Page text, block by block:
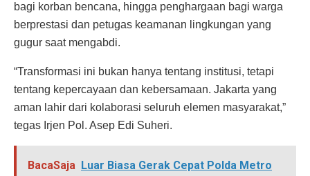
bagi korban bencana, hingga penghargaan bagi warga
berprestasi dan petugas keamanan lingkungan yang
gugur saat mengabdi.
“Transformasi ini bukan hanya tentang institusi, tetapi
tentang kepercayaan dan kebersamaan. Jakarta yang
aman lahir dari kolaborasi seluruh elemen masyarakat,”
tegas Irjen Pol. Asep Edi Suheri.
BacaSaja Luar Biasa Gerak Cepat Polda Metro